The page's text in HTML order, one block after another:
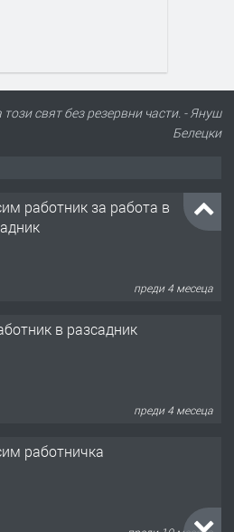
свят без резервни части. - Януш
Белецки
работник за работа в
преди 4 месеца
в разсадник
преди 4 месеца
работничка